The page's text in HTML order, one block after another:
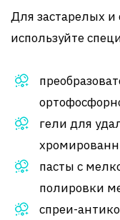
Для застарелых и
используйте
гели для
пасты с
полировки
спреи-